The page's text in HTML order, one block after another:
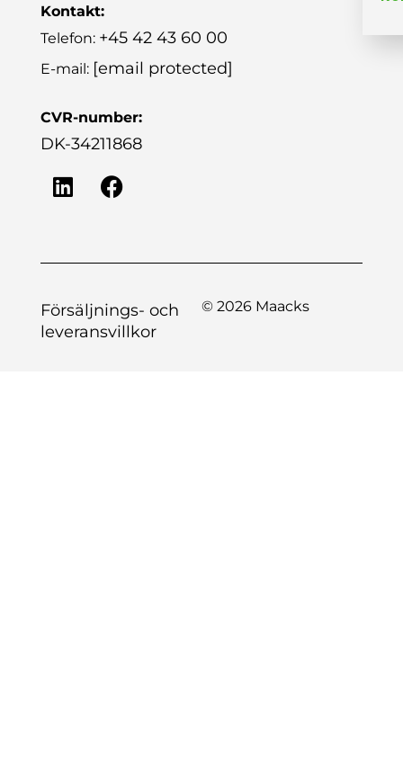
Kontakt:
Telefon: +45 42 43 60 00
E-mail: [email protected]
CVR-number:
DK-34211868
© 2026 Maacks
Försäljnings- och
leveransvillkor